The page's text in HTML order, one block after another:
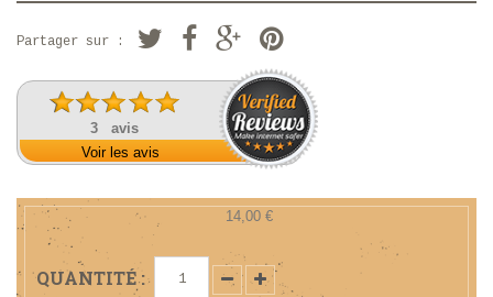
Partager sur :
3 avis
Voir les avis
14,00 €
QUANTITÉ :